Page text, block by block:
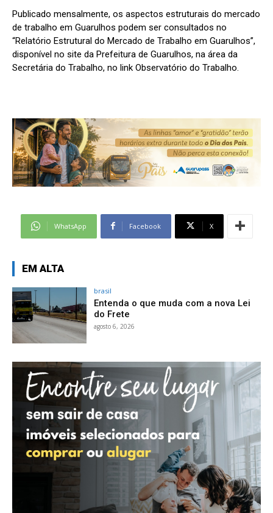
Publicado mensalmente, os aspectos estruturais do mercado
de trabalho em Guarulhos podem ser consultados no
“Relatório Estrutural do Mercado de Trabalho em Guarulhos”,
disponível no site da Prefeitura de Guarulhos, na área da
Secretária do Trabalho, no link Observatório do Trabalho.
WhatsApp Facebook X
EM ALTA
brasil
Entenda o que muda com a nova Lei
do Frete
agosto 6, 2026